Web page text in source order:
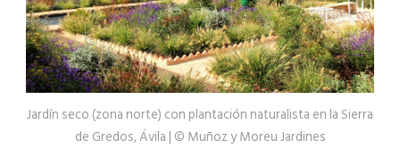
Jardín seco (zona norte) con plantación naturalista en la Sierra
de Gredos, Ávila | © Muñoz y Moreu Jardines